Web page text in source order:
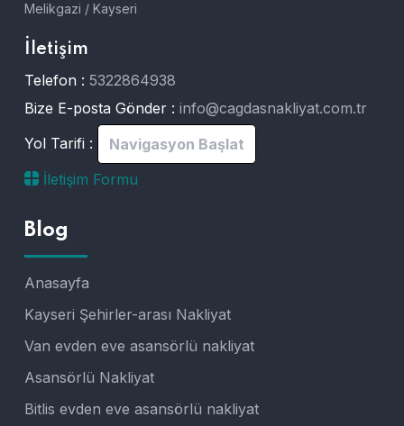
Melikgazi / Kayseri
İletişim
Telefon : 5322864938
Bize E-posta Gönder : info@cagdasnakliyat.com.tr
Yol Tarifi :
Navigasyon Başlat
İletişim Formu
Blog
Anasayfa
Kayseri Şehirler-arası Nakliyat
Van evden eve asansörlü nakliyat
Asansörlü Nakliyat
Bitlis evden eve asansörlü nakliyat